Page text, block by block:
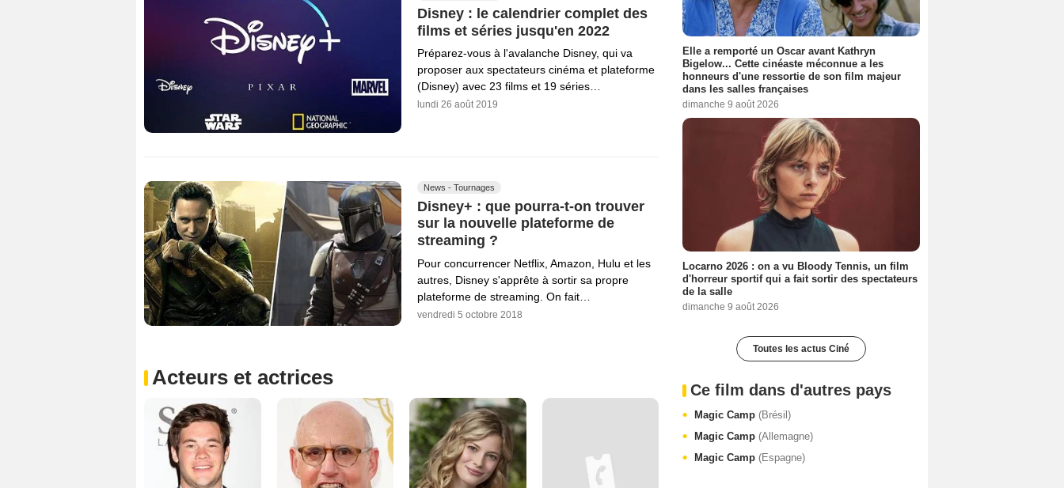
Disney : le calendrier complet des
films et séries jusqu'en 2022
Préparez-vous à l'avalanche Disney, qui va
proposer aux spectateurs cinéma et plateforme
(Disney) avec 23 films et 19 séries…
lundi 26 août 2019
News - Tournages
Disney+ : que pourra-t-on trouver
sur la nouvelle plateforme de
streaming ?
Pour concurrencer Netflix, Amazon, Hulu et les
autres, Disney s'apprête à sortir sa propre
plateforme de streaming. On fait…
vendredi 5 octobre 2018
Acteurs et actrices
Elle a remporté un Oscar avant Kathryn
Bigelow... Cette cinéaste méconnue a les
honneurs d'une ressortie de son film majeur
dans les salles françaises
dimanche 9 août 2026
Locarno 2026 : on a vu Bloody Tennis, un film
d'horreur sportif qui a fait sortir des spectateurs
de la salle
dimanche 9 août 2026
Toutes les actus Ciné
Ce film dans d'autres pays
Magic Camp (Brésil)
Magic Camp (Allemagne)
Magic Camp (Espagne)